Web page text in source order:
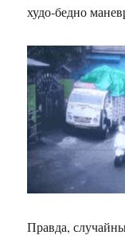
худо-бедно
Правда,